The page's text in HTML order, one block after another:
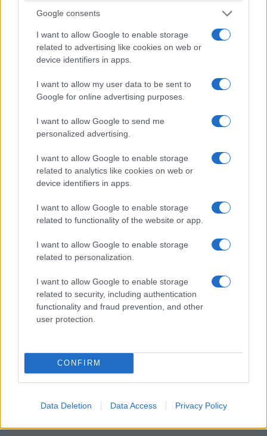
Google consents
I want to allow Google to enable storage
related to advertising like cookies on web or
device identifiers in apps.
I want to allow my user data to be sent to
Google for online advertising purposes.
I want to allow Google to send me
personalized advertising.
I want to allow Google to enable storage
related to analytics like cookies on web or
device identifiers in apps.
I want to allow Google to enable storage
related to functionality of the website or app.
I want to allow Google to enable storage
related to personalization.
I want to allow Google to enable storage
related to security, including authentication
functionality and fraud prevention, and other
user protection.
CONFIRM
Data Deletion Data Access Privacy Policy